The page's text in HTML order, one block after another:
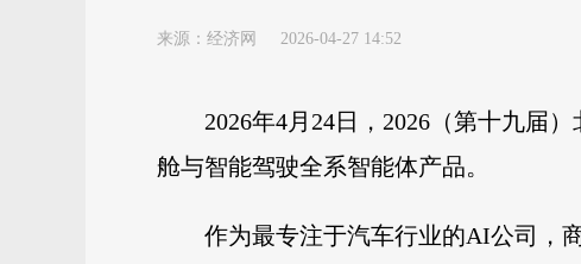
来源： 经济网 2026-04-27 14:52
2026年4月24日，2026（第十九届
舱与智能驾驶全系智能体产品。
作为最专注于汽车行业的AI公司，